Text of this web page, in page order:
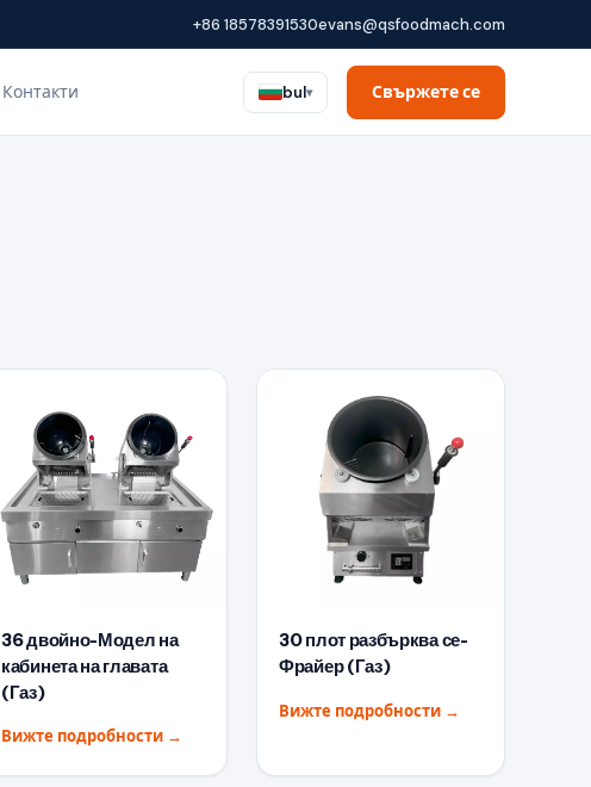
+86 18578391530evans@qsfoodmach.com
Контакти bul▾ Свържете се
36 двойно-Модел на
кабинета на главата
(Газ)
Вижте подробности →
30 плот разбърква се-
Фрайер (Газ)
Вижте подробности →